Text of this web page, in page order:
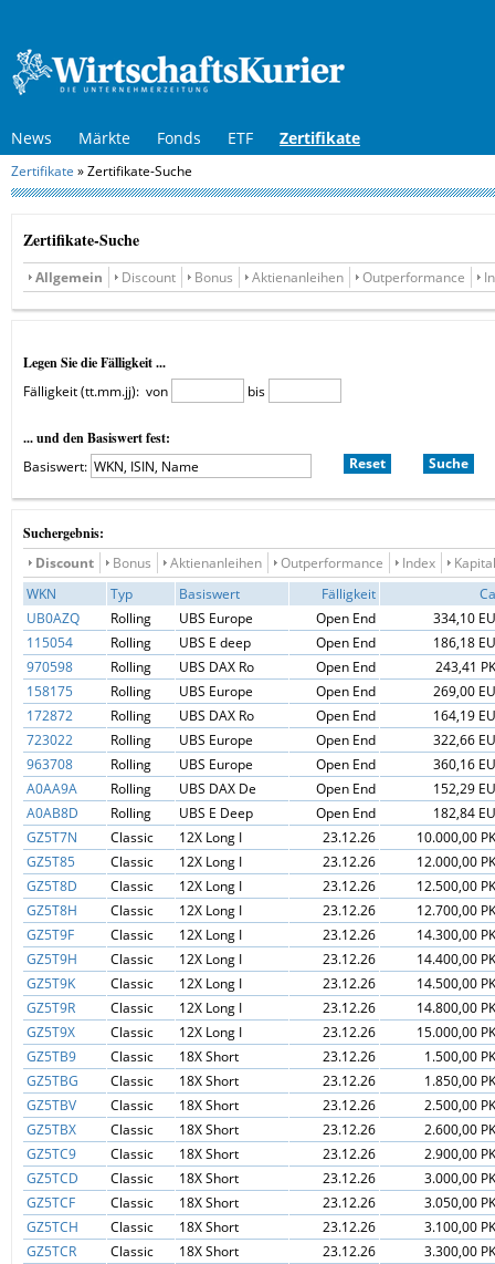
News Märkte Fonds ETF Zertifikate
Zertifikate »Zertifikate-Suche
Zertifikate-Suche
Allgemein Discount Bonus Aktienanleihen Outperformance
Legen Sie die Fälligkeit ...
Fälligkeit (tt.mm.jj): von bis
... und den Basiswert fest:
Basiswert:
Suchergebnis:
Discount
Bonus Aktienanleihen Outperformance Index
WKN
Typ Basiswert Fälligkeit
UB0AZQ
Rolling UBS Europe Open End
334,10
115054
Rolling UBS E deep Open End
186,18
970598
Rolling UBS DAX Ro Open End
243,41
158175
Rolling UBS Europe Open End
269,00
172872
Rolling UBS DAX Ro Open End
164,19
723022
Rolling UBS Europe Open End
322,66
963708
Rolling UBS Europe Open End
360,16
A0AA9A
Rolling UBS DAX De Open End
152,29
A0AB8D
Rolling UBS E Deep Open End
182,84
GZ5T7N
Classic 12X Long I 23.12.26
10.000,00
GZ5T85
Classic 12X Long I 23.12.26
12.000,00
GZ5T8D
Classic 12X Long I 23.12.26
12.500,00
GZ5T8H
Classic 12X Long I 23.12.26
12.700,00
GZ5T9F
Classic 12X Long I 23.12.26
14.300,00
GZ5T9H
Classic 12X Long I 23.12.26
14.400,00
GZ5T9K
Classic 12X Long I 23.12.26
14.500,00
GZ5T9R
Classic 12X Long I 23.12.26
14.800,00
GZ5T9X
Classic 12X Long I 23.12.26
15.000,00
GZ5TB9
Classic 18X Short 23.12.26
1.500,00
GZ5TBG
Classic 18X Short 23.12.26
1.850,00
GZ5TBV
Classic 18X Short 23.12.26
2.500,00
GZ5TBX
Classic 18X Short 23.12.26
2.600,00
GZ5TC9
Classic 18X Short 23.12.26
2.900,00
GZ5TCD
Classic 18X Short 23.12.26
3.000,00
GZ5TCF
Classic 18X Short 23.12.26
3.050,00
GZ5TCH
Classic 18X Short 23.12.26
3.100,00
GZ5TCR
Classic 18X Short 23.12.26
3.300,00